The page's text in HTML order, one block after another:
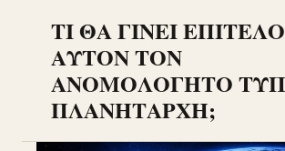
ΤΙ ΘΑ ΓΙΝΕΙ
ΑΥΤΟΝ ΤΟΝ
ΑΝΟΜΟΛΟΓΗΤΟ
ΠΛΑΝΗΤΑΡΧΗ;